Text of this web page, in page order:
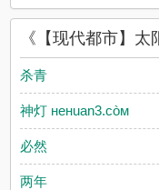
读，书友所发表的【现
网赞同或者支持【现代
《【现代都市】
杀青
神灯 нeнuan3.còм
必然
两年